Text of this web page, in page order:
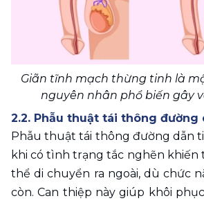
Giãn tĩnh mạch thừng tinh là
nguyên nhân phổ biến gây
2.2. Phẫu thuật tái thông đường
Phẫu thuật tái thông đường dẫn
khi có tình trạng tắc nghẽn
thể di chuyển ra ngoài, dù chức
còn. Can thiệp này giúp khôi